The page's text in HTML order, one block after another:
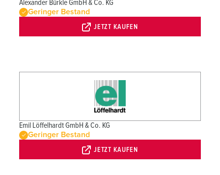
Alexander Bürkle GmbH & Co. KG
Geringer Bestand
JETZT KAUFEN
Emil Löffelhardt GmbH & Co. KG
Geringer Bestand
JETZT KAUFEN